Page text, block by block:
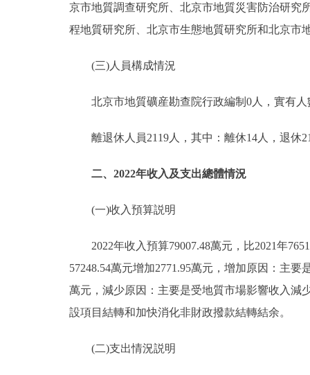
京市地質調查研究所、北京市地質災害防治研究
程地質研究所、北京市生態地質研究所和北京市
(三)人員構成情況
北京市地質礦産勘查院行政編制0人，實有人
離退休人員2119人，其中：離休14人，退休
二、2022年收入及支出總體情況
(一)收入預算説明
2022年收入預算79007.48萬元，比2021年
57248.54萬元增加2771.95萬元，增加原因：主要
萬元，減少原因：主要是受地質市場影響收入減
設項目結轉和加快消化非財政撥款結轉結余。
(二)支出情況説明